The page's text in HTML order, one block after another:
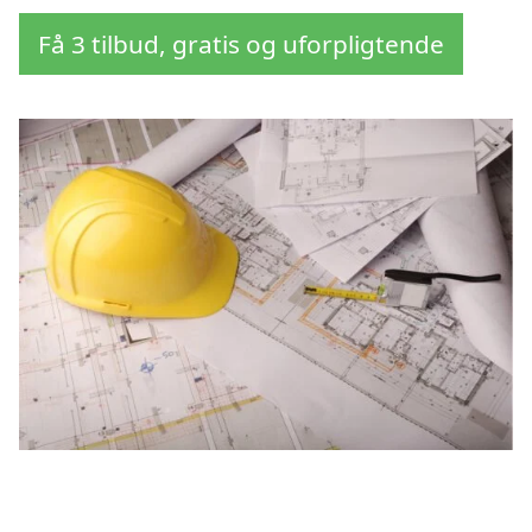
Få 3 tilbud, gratis og uforpligtende